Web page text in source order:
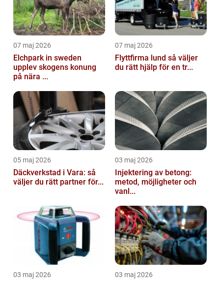
07 maj 2026
Elchpark in sweden
upplev skogens konung
på nära ...
07 maj 2026
Flyttfirma lund så väljer
du rätt hjälp för en tr...
05 maj 2026
Däckverkstad i Vara: så
väljer du rätt partner för...
03 maj 2026
Injektering av betong:
metod, möjligheter och
vanl...
03 maj 2026 03 maj 2026